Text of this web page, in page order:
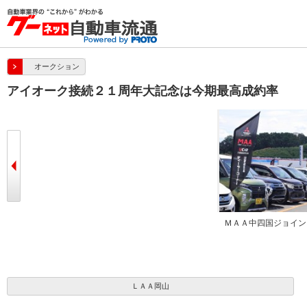
オークション
アイオーク接続２１周年大記念は今期最高成約率
ＭＡＡ中四国ジョイ
ＬＡＡ岡山